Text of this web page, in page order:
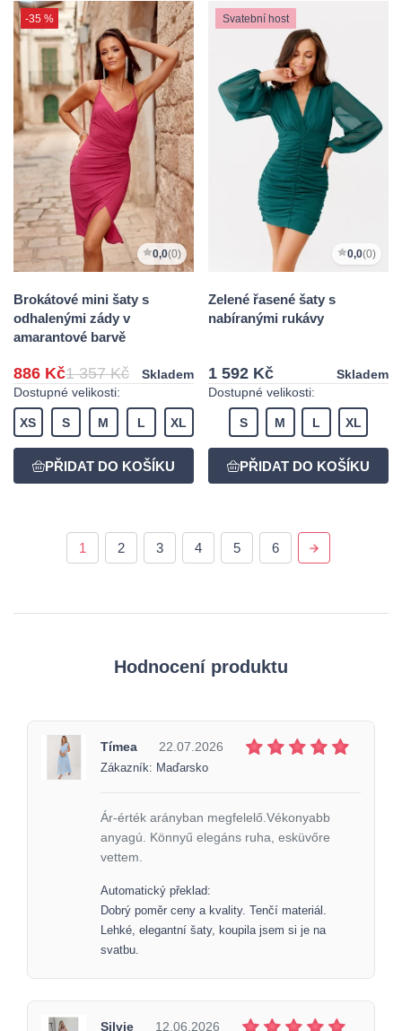
-35 %
0,0(0)
Brokátové mini šaty s
odhalenými zády v
amarantové barvě
886 Kč1 357 Kč
Skladem
Dostupné velikosti:
XS S M L XL
Svatební host
0,0(0)
Zelené řasené šaty s
nabíranými rukávy
1 592 Kč
Skladem
Dostupné velikosti:
S M L XL
1 2 3 4 5 6
Hodnocení produktu
Tímea 22.07.2026
Zákazník: Maďarsko
Ár-érték arányban megfelelő.Vékonyabb
anyagú. Könnyű elegáns ruha, esküvőre
vettem.
Automatický překlad:
Dobrý poměr ceny a kvality. Tenčí materiál.
Lehké, elegantní šaty, koupila jsem si je na
svatbu.
Silvie 12.06.2026